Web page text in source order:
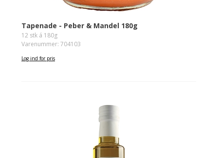
Tapenade - Peber & Mandel 180g
12 stk á 180g
Varenummer: 704103
Log ind for pris